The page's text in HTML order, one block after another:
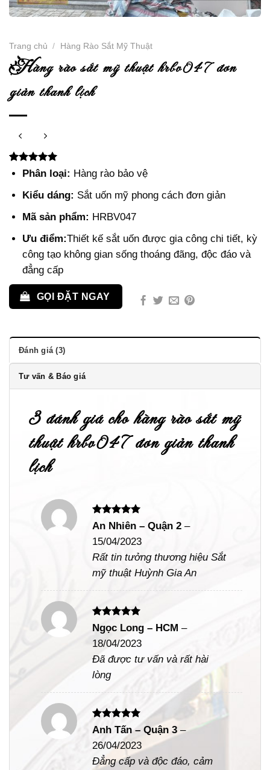
Trang chủ / Hàng Rào Sắt Mỹ Thuật
hàng rào sắt mỹ thuật hrbv047 đơn
giản thanh lịch
5.00trên 5
dựa trên
3
đánh giá
Phân loại: Hàng rào bảo vệ
Kiểu dáng: Sắt uốn mỹ phong cách đơn giản
Mã sản phẩm: HRBV047
Ưu điểm:Thiết kế sắt uốn được gia công chi tiết, kỳ
công tạo không gian sống thoáng đãng, độc đáo và
đẳng cấp
GỌI ĐẶT NGAY
Đánh giá (3)
Tư vấn & Báo giá
3 đánh giá chohàng rào sắt mỹ
thuật hrbv047 đơn giản thanh
lịch
Được xếp
sao
An Nhiên – Quận 2–
15/04/2023
Rất tin tưởng thương hiệu Sắt
mỹ thuật Huỳnh Gia An
Được xếp
hạng
sao
Ngọc Long – HCM–
18/04/2023
Đã được tư vấn và rất hài
lòng
Được xếp
5
sao
Anh Tấn – Quận 3–
26/04/2023
Đẳng cấp và độc đáo, cảm